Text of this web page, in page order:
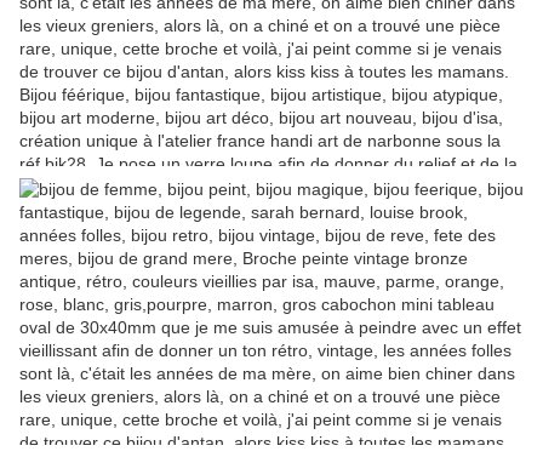
vêtement, même les pantalons, accrocher une
broche au bas d'un jean, ça donne un effet
bluffant, sur un sac aussi, une écharpe, un
snood, une casquette, la broche, l'accessoire
indispensable. Soyez unique, portez un LACIK !